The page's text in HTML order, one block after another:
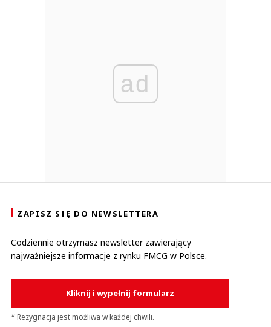
ad
ZAPISZ SIĘ DO NEWSLETTERA
Codziennie otrzymasz newsletter zawierający
najważniejsze informacje z rynku FMCG w Polsce.
Kliknij i wypełnij formularz
* Rezygnacja jest możliwa w każdej chwili.